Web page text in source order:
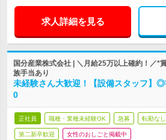
求人詳細を見る
国分産業株式会社 | ＼月給25万以上確約！／*
族手当あり
未経験さん大歓迎！【設備スタッフ】
0
正社員 職種・業種未経験OK 急募 転勤なし
第二新卒歓迎 女性のおしごと掲載中